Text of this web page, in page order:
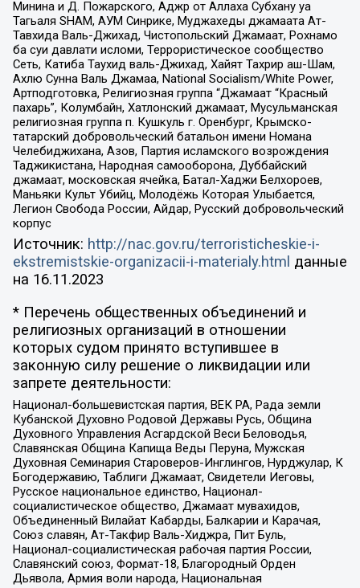
Минина и Д. Пожарского, Аджр от Аллаха Субхану уа
Тагьаля SHAM, АУМ Синрике, Муджахеды джамаата Ат-
Тавхида Валь-Джихад, Чистопольский Джамаат, Рохнамо
ба суи давлати исломи, Террористическое сообщество
Сеть, Катиба Таухид валь-Джихад, Хайят Тахрир аш-Шам,
Ахлю Сунна Валь Джамаа, National Socialism/White Power,
Артподготовка, Религиозная группа “Джамаат “Красный
пахарь”, Колумбайн, Хатлонский джамаат, Мусульманская
религиозная группа п. Кушкуль г. Оренбург, Крымско-
татарский добровольческий батальон имени Номана
Челебиджихана, Азов, Партия исламского возрождения
Таджикистана, Народная самооборона, Дуббайский
джамаат, московская ячейка, Батал-Хаджи Белхороев,
Маньяки Культ Убийц, Молодёжь Которая Улыбается,
Легион Свобода России, Айдар, Русский добровольческий
корпус
Источник: http://nac.gov.ru/terroristicheskie-i-
ekstremistskie-organizacii-i-materialy.html данные
на 16.11.2023
* Перечень общественных объединений и
религиозных организаций в отношении
которых судом принято вступившее в
законную силу решение о ликвидации или
запрете деятельности:
Национал-большевистская партия, ВЕК РА, Рада земли
Кубанской Духовно Родовой Державы Русь, Община
Духовного Управления Асгардской Веси Беловодья,
Славянская Община Капища Веды Перуна, Мужская
Духовная Семинария Староверов-Инглингов, Нурджулар, К
Богодержавию, Таблиги Джамаат, Свидетели Иеговы,
Русское национальное единство, Национал-
социалистическое общество, Джамаат мувахидов,
Объединенный Вилайат Кабарды, Балкарии и Карачая,
Союз славян, Ат-Такфир Валь-Хиджра, Пит Буль,
Национал-социалистическая рабочая партия России,
Славянский союз, Формат-18, Благородный Орден
Дьявола, Армия воли народа, Национальная